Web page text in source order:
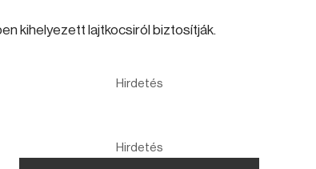
kihelyezett lajtkocsiról biztosítják.
Hirdetés
Hirdetés